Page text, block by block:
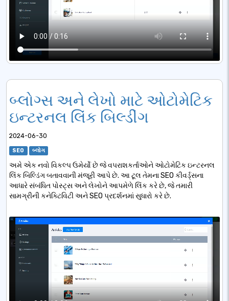
બ્લોગ્સ અને લેખો માટે ઓટોમેટિક
ઇન્ટરનલ લિંક બિલ્ડીંગ
2024-06-30
SEO બ્લોગ
અમે એક નવો વિકલ્પ ઉમેર્યો છે જે વપરાશકર્તાઓને ઓટોમેટિક ઇન્ટરનલ
લિંક બિલ્ડિંગ બતાવવાની મંજૂરી આપે છે. આ ટૂલ તેમના SEO કીવર્ડ્સના
આધારે સંબંધિત પોસ્ટ્સ અને લેખોને આપમેળે લિંક કરે છે, જે તમારી
સામગ્રીની કનેક્ટિવિટી અને SEO પ્રદર્શનમાં સુધારો કરે છે.